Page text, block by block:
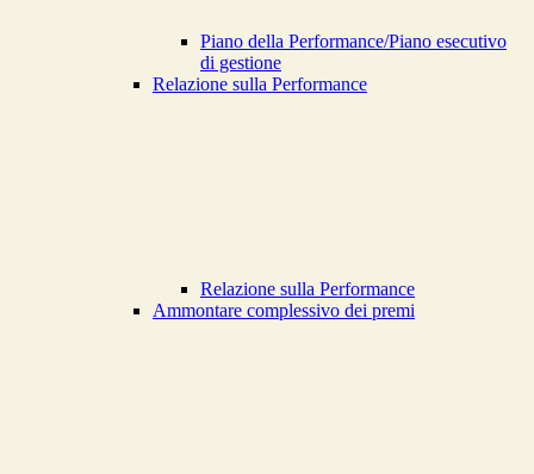
Piano della Performance/Piano esecutivo
di gestione
Relazione sulla Performance
Relazione sulla Performance
Ammontare complessivo dei premi